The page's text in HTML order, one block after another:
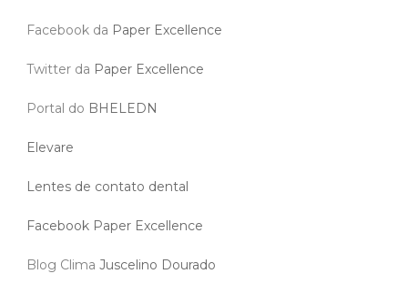
Facebook da Paper Excellence
Twitter da Paper Excellence
Portal do BHELEDN
Elevare
Lentes de contato dental
Facebook Paper Excellence
Blog Clima Juscelino Dourado